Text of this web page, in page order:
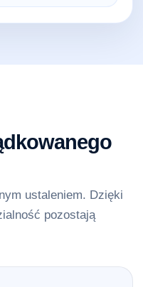
ustaleniem. Dzięki
pozostają